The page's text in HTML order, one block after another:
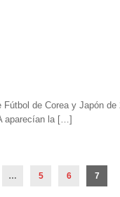
de Corea y Japón
aparecían la […]
… 5 6 7